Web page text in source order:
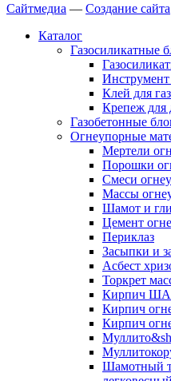
Сайтмедиа — Создание сайта
Каталог
Газосиликатные
Инструмент
Клей для
Крепеж для
Газобетонные
Огнеупорные
Мертели
Порошки
Смеси
Массы
Шамот и
Цемент
Периклаз
Засыпки и
Асбест
Торкрет
Кирпич ША
Кирпич
Кирпич
Шамотный